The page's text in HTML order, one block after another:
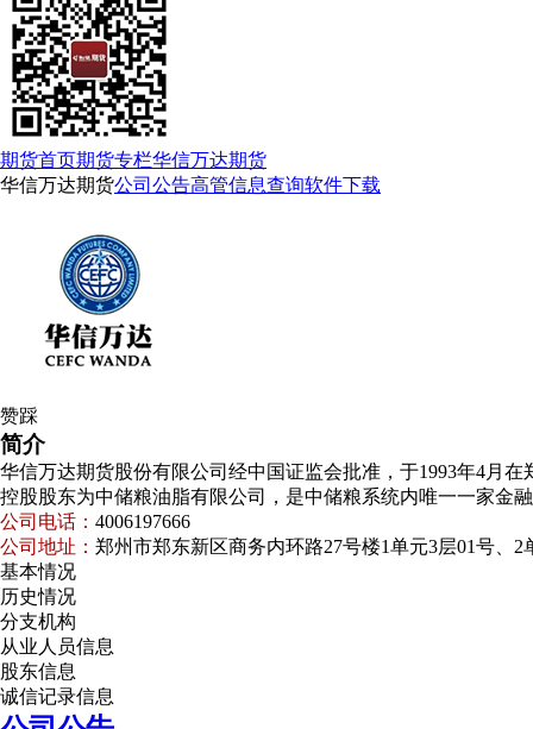
期货首页期货专栏华信万达期货
华信万达期货公司公告高管信息查询软件下载
赞踩
简介
华信万达期货股份有限公司经中国证监会批准，于1993年4月
控股股东为中储粮油脂有限公司，是中储粮系统内唯一一家金
公司电话： 4006197666
公司地址： 郑州市郑东新区商务内环路27号楼1单元3层01号、2
基本情况
历史情况
分支机构
从业人员信息
股东信息
诚信记录信息